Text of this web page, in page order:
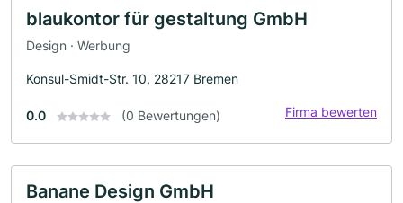
blaukontor für gestaltung GmbH
Design · Werbung
Konsul-Smidt-Str. 10, 28217 Bremen
0.0 (0 Bewertungen) Firma bewerten
Banane Design GmbH